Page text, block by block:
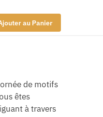
au Panier
de motifs
êtes
à travers